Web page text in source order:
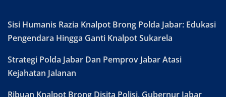
Sisi Humanis Razia Knalpot Brong Polda Jabar: Edukasi
Pengendara Hingga Ganti Knalpot Sukarela
Strategi Polda Jabar Dan Pemprov Jabar Atasi
Kejahatan Jalanan
Ribuan Knalpot Brong Disita Polisi, Gubernur Jabar